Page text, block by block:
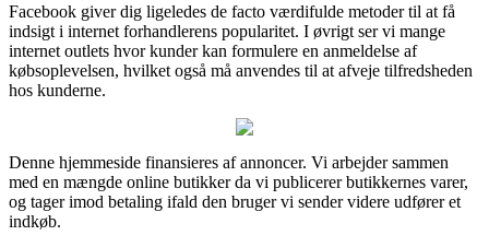
Facebook giver dig ligeledes de facto værdifulde metoder til at få
indsigt i internet forhandlerens popularitet. I øvrigt ser vi mange
internet outlets hvor kunder kan formulere en anmeldelse af
købsoplevelsen, hvilket også må anvendes til at afveje tilfredsheden
hos kunderne.
Denne hjemmeside finansieres af annoncer. Vi arbejder sammen
med en mængde online butikker da vi publicerer butikkernes varer,
og tager imod betaling ifald den bruger vi sender videre udfører et
indkøb.